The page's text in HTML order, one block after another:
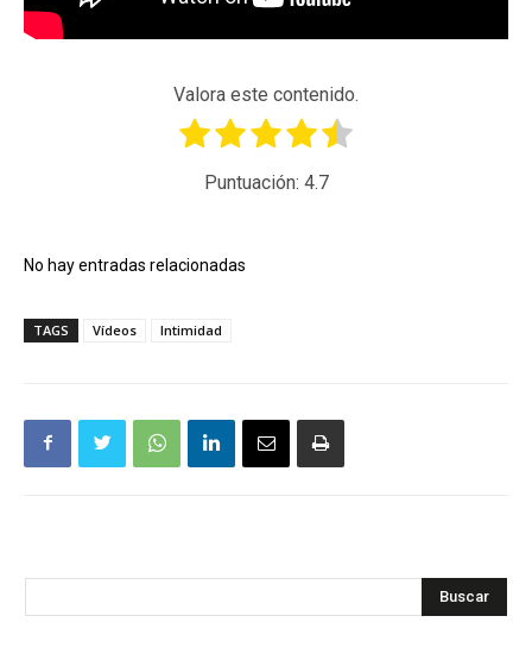
Valora este contenido.
Puntuación: 4.7
No hay entradas relacionadas
TAGS Vídeos Intimidad
Buscar